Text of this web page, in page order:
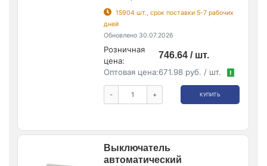
15904 шт., срок поставки 5-7 рабочих
дней
Обновлено 30.07.2026
Розничная
цена:
746.64 / шт.
Оптовая цена:671.98 руб. / шт. !
- + КУПИТЬ
Выключатель
автоматический